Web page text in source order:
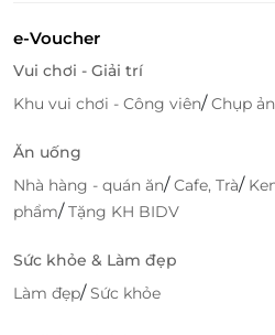
chính làcon người
không chỉ được đào tạo
trị liệu Đông y, mà còn
nhịp ấn đều được thực hiện
tế và đầy thấu cảm – như
thể bạn để xoa dịu những
e-Voucher
Vui chơi - Giải trí
Khu vui chơi - Công viên/Chụp
Ăn uống
Nhà hàng - quán ăn/Cafe, Trà/
phẩm/Tặng KH BIDV
Sức khỏe & Làm đẹp
Làm đẹp/Sức khỏe